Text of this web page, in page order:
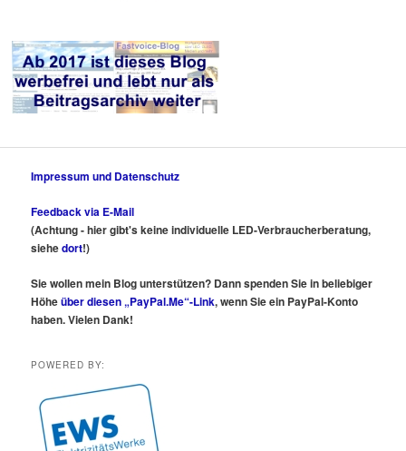
Impressum und Datenschutz
Feedback via E-Mail
(Achtung - hier gibt's keine individuelle LED-Verbraucherberatung,
siehedort!)
Sie wollen mein Blog unterstützen? Dann spenden Sie in beliebiger
Höheüber diesen „PayPal.Me“-Link, wenn Sie ein PayPal-Konto
haben. Vielen Dank!
POWERED BY: